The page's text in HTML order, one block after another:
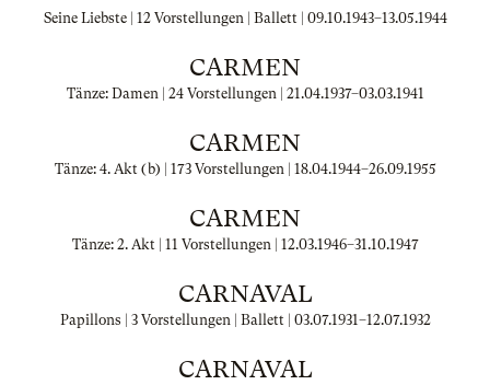
Seine Liebste | 12 Vorstellungen | Ballett | 09.10.1943–13.05.1944
CARMEN
Tänze: Damen | 24 Vorstellungen | 21.04.1937–03.03.1941
CARMEN
Tänze: 4. Akt (b) | 173 Vorstellungen | 18.04.1944–26.09.1955
CARMEN
Tänze: 2. Akt | 11 Vorstellungen | 12.03.1946–31.10.1947
CARNAVAL
Papillons | 3 Vorstellungen | Ballett | 03.07.1931–12.07.1932
CARNAVAL